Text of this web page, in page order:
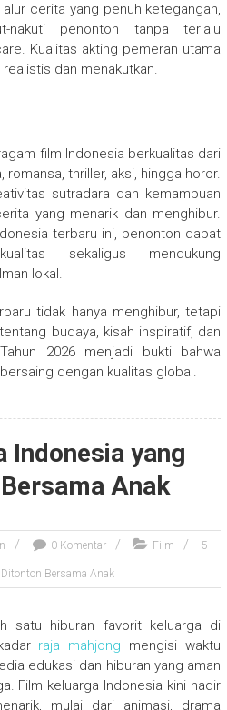
cerita yang penuh ketegangan,
nakuti penonton tanpa terlalu
Kualitas akting pemeran utama
dan menakutkan.
film Indonesia berkualitas dari
thriller, aksi, hingga horor.
sutradara dan kemampuan
yang menarik dan menghibur.
terbaru ini, penonton dapat
sekaligus mendukung
lokal.
tidak hanya menghibur, tetapi
budaya, kisah inspiratif, dan
2026 menjadi bukti bahwa
dengan kualitas global.
Indonesia yang
Anak
0 Komentar Film 5
Bersama Anak
satu hiburan favorit keluarga di
raja mahjong mengisi waktu
edukasi dan hiburan yang aman
Film keluarga Indonesia kini hadir
mulai dari animasi, drama